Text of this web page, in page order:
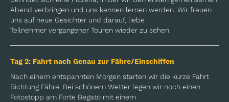
Abend verbringen und uns kennen lernen werden. Wir freuen
uns auf neue Gesichter und darauf, liebe
Teilnehmer vergangener Touren wieder zu sehen.
Tag 2: Fahrt nach Genau zur Fähre/Einschiffen
Nach einem entspannten Morgen starten wir die kurze Fahrt
Richtung Fähre. Bei schönem Wetter legen wir noch einen
Fotostopp am Forte Begato mit einem